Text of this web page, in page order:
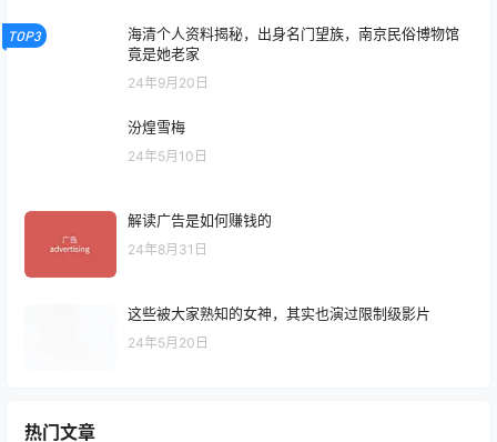
TOP3
海清个人资料揭秘，出身名门望族，南京民俗博物馆
竟是她老家
24年9月20日
汾煌雪梅
24年5月10日
解读广告是如何赚钱的
24年8月31日
这些被大家熟知的女神，其实也演过限制级影片
24年5月20日
热门文章